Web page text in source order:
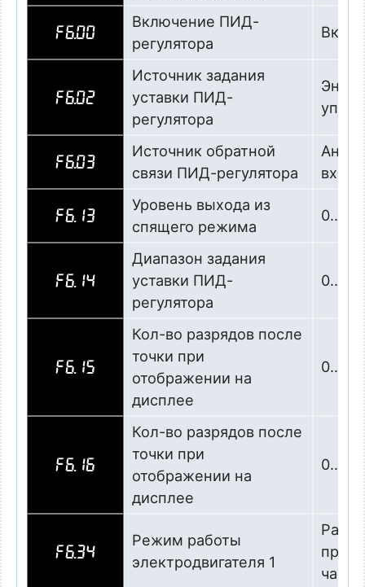
F6.00
Включение ПИД-
регулятора
F6.02
Источник задания
уставки ПИД-
регулятора
F6.03
Источник обратной
связи ПИД-регулятора
F6.13
Уровень выхода из
спящего режима
F6.14
Диапазон задания
уставки ПИД-
регулятора
F6.15
Кол-во разрядов после
точки при
отображении на
дисплее
0…4,
F6.16
Кол-во разрядов после
точки при
отображении на
дисплее
0…4
F6.34
Режим работы
электродвигателя 1